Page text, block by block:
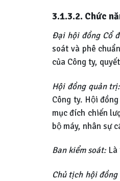
3.1.3.2. Chức
Đại hội đồng Cổ
soát và phê
của Công ty,
Hội đồng quản trị:
Công ty. Hội
mục đích chiến
bộ máy, nhân sự
Ban kiểm soát:
Chủ tịch hội